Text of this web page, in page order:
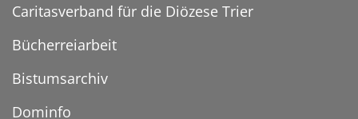
Caritasverband für die Diözese Trier
Bücherreiarbeit
Bistumsarchiv
Dominfo